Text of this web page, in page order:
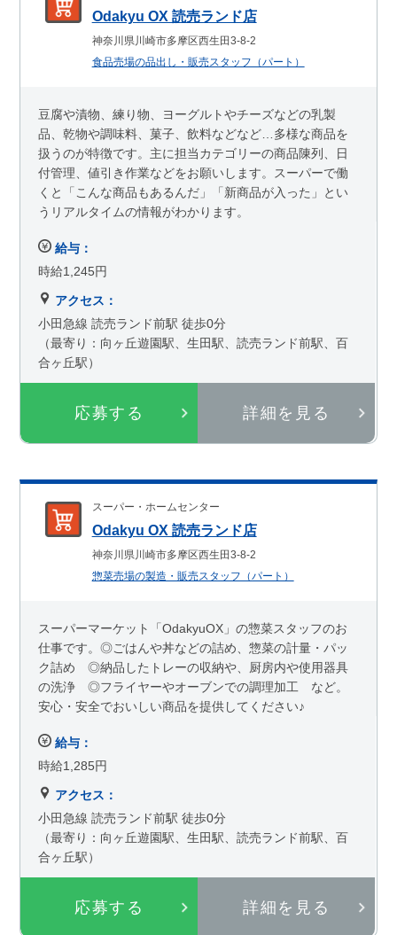
Odakyu OX 読売ランド店
神奈川県川崎市多摩区西生田3-8-2
食品売場の品出し・販売スタッフ（パート）
応募する 詳細を見る
豆腐や漬物、練り物、ヨーグルトやチーズなどの乳製
品、乾物や調味料、菓子、飲料などなど…多様な商品を
扱うのが特徴です。主に担当カテゴリーの商品陳列、日
付管理、値引き作業などをお願いします。スーパーで働
くと「こんな商品もあるんだ」「新商品が入った」とい
うリアルタイムの情報がわかります。
給与：
時給1,245円
アクセス：
小田急線 読売ランド前駅 徒歩0分
（最寄り：向ヶ丘遊園駅、生田駅、読売ランド前駅、百
合ヶ丘駅）
スーパー・ホームセンター
Odakyu OX 読売ランド店
神奈川県川崎市多摩区西生田3-8-2
惣菜売場の製造・販売スタッフ（パート）
応募する 詳細を見る
スーパーマーケット「OdakyuOX」の惣菜スタッフのお
仕事です。◎ごはんや丼などの詰め、惣菜の計量・パッ
ク詰め ◎納品したトレーの収納や、厨房内や使用器具
の洗浄 ◎フライヤーやオーブンでの調理加工 など。
安心・安全でおいしい商品を提供してください♪
給与：
時給1,285円
アクセス：
小田急線 読売ランド前駅 徒歩0分
（最寄り：向ヶ丘遊園駅、生田駅、読売ランド前駅、百
合ヶ丘駅）